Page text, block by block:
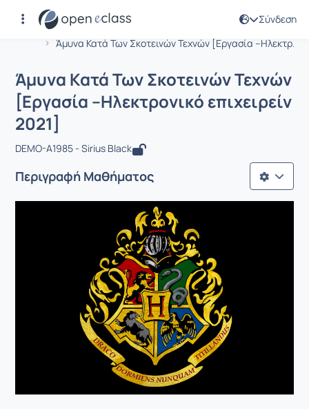
Σύνδεση
Αρχική Σελίδα
Άμυνα Κατά Των Σκοτεινών Τεχνών [Εργασία –Ηλεκτρ...
Μάθημα : Άμυνα Κατά Των Σκοτεινών
Άμυνα Κατά Των Σκοτεινών Τεχνών
[Εργασία –Ηλεκτρονικό επιχειρείν
2021]
DEMO-A1985 - Sirius Black
Περιγραφή Μαθήματος